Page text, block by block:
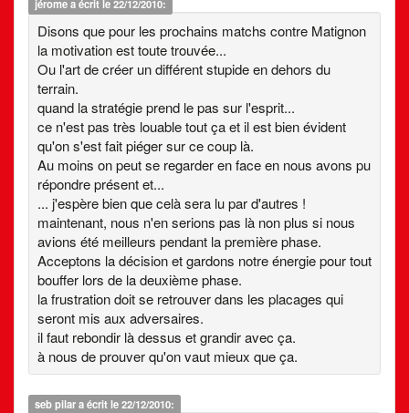
jéromea écrit le 22/12/2010:
Disons que pour les prochains matchs contre Matignon
la motivation est toute trouvée...
Ou l'art de créer un différent stupide en dehors du
terrain.
quand la stratégie prend le pas sur l'esprit...
ce n'est pas très louable tout ça et il est bien évident
qu'on s'est fait piéger sur ce coup là.
Au moins on peut se regarder en face en nous avons pu
répondre présent et...
... j'espère bien que celà sera lu par d'autres !
maintenant, nous n'en serions pas là non plus si nous
avions été meilleurs pendant la première phase.
Acceptons la décision et gardons notre énergie pour tout
bouffer lors de la deuxième phase.
la frustration doit se retrouver dans les placages qui
seront mis aux adversaires.
il faut rebondir là dessus et grandir avec ça.
à nous de prouver qu'on vaut mieux que ça.
seb pilara écrit le 22/12/2010: